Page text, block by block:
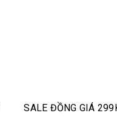
SALE ĐỒNG GIÁ